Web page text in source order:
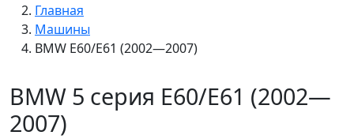
Главная
Машины
BMW E60/E61 (2002—2007)
BMW 5 серия E60/E61 (2002—
2007)